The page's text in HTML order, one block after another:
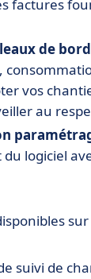
factures
de bord
vos
au
logiciel
suivi de